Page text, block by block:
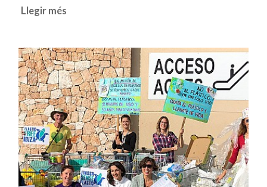
Llegir més